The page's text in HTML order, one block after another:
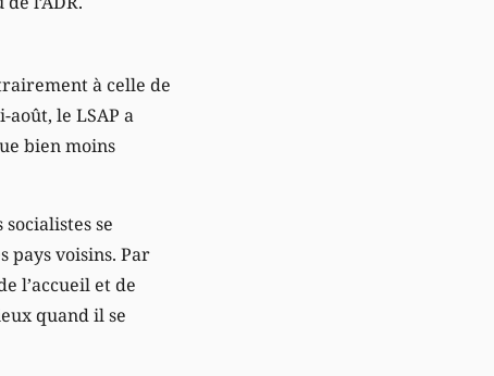
à celle de
le LSAP a
bien moins
se
pays voisins. Par
l’accueil et de
quand il se